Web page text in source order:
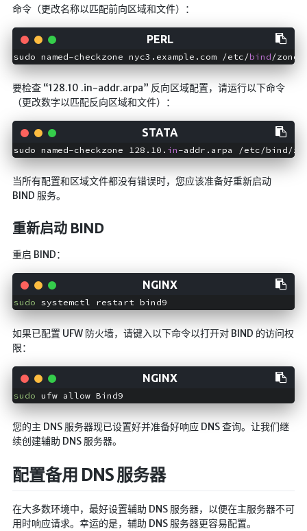
命令（更改名称以匹配前向区域和文件）：
sudo named-checkzone nyc3.example.com /etc/bind
要检查 “128.10 .in-addr.arpa” 反向区域配置，请运行以下命令
（更改数字以匹配反向区域和文件）：
sudo named-checkzone 128.10. in-addr.arpa /etc/bind/
当所有配置和区域文件都没有错误时，您应该准备好重新启动
BIND 服务。
重新启动 BIND
重启 BIND：
sudo
如果已配置 UFW 防火墙，请键入以下命令以打开对 BIND 的访问权
限：
sudo
您的主 DNS 服务器现已设置好并准备好响应 DNS 查询。让我们继
续创建辅助 DNS 服务器。
配置备用 DNS 服务器
在大多数环境中，最好设置辅助 DNS 服务器，以便在主服务器不可
用时响应请求。幸运的是，辅助 DNS 服务器更容易配置。